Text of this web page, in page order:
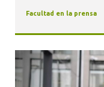
Facultad en la prensa